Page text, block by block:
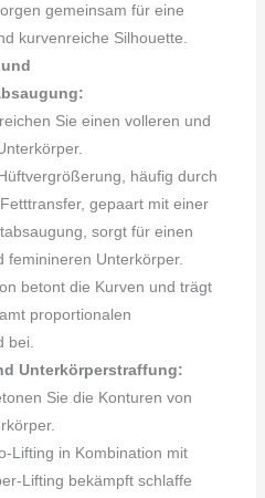
gemeinsam für eine
kurvenreiche Silhouette.
Sie einen volleren und
häufig durch
gepaart mit einer
sorgt für einen
feminineren Unterkörper.
betont die Kurven und trägt
proportionalen
bei.
Unterkörperstraffung:
Sie die Konturen von
Lifting in Kombination mit
Lifting bekämpft schlaffe